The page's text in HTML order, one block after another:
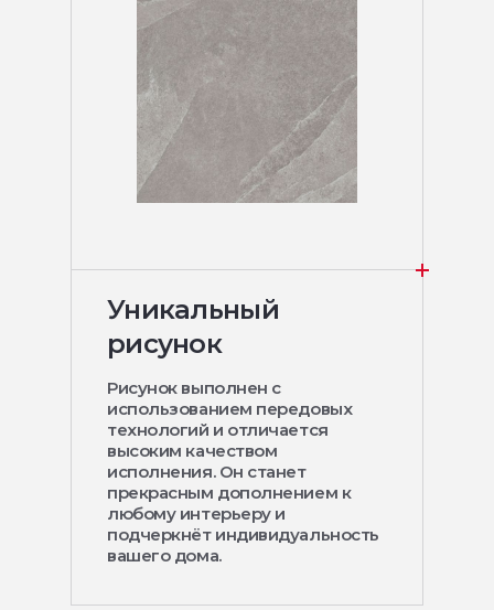
Уникальный
рисунок
Рисунок выполнен с
использованием передовых
технологий и отличается
высоким качеством
исполнения. Он станет
прекрасным дополнением к
любому интерьеру и
подчеркнёт индивидуальность
вашего дома.